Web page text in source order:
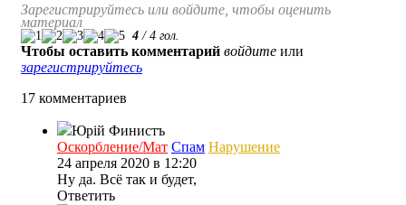
Зарегистрируйтесь или войдите, чтобы оценить
материал
4 / 4 гол.
Чтобы оставить комментарий войдите или
зарегистрируйтесь
17 комментариев
Юрiй Финистъ
Оскорбление/Мат Спам Нарушение
24 апреля 2020 в 12:20
Ну да. Всё так и будет,
Ответить